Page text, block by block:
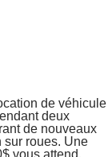
de véhicule
deux
de nouveaux
sur roues. Une
vous attend.